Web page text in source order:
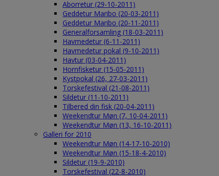
Aborretur (29-10-2011)
Geddetur Maribo (20-03-2011)
Geddetur Maribo (20-11-2011)
Generalforsamling (18-03-2011)
Havmedetur (6-11-2011)
Havmedetur pokal (9-10-2011)
Havtur (03-04-2011)
Hornfisketur (15-05-2011)
Kystpokal (26, 27-03-2011)
Torskefestival (21-08-2011)
Sildetur (11-10-2011)
Tilbered din fisk (20-04-2011)
Weekendtur Møn (7, 10-04-2011)
Weekendtur Møn (13, 16-10-2011)
Galleri for 2010
Weekendtur Møn (14-17-10-2010)
Weekendtur Møn (15-18-4-2010)
Sildetur (19-9-2010)
Torskefestival (22-8-2010)